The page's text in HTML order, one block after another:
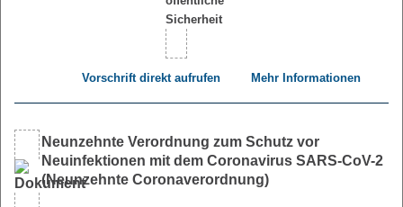
Vorschrift direkt aufrufen Mehr Informationen
Neunzehnte Verordnung zum Schutz vor
Neuinfektionen mit dem Coronavirus SARS-CoV-2
(Neunzehnte Coronaverordnung)